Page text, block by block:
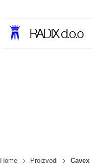
Home Proizvodi Cavex